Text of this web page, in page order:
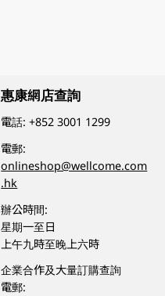
惠康網店查詢
電話:+852 3001 1299
電郵:
onlineshop@wellcome.com
.hk
辦公時間:
星期一至日
上午九時至晚上六時
企業合作及大量訂購查詢
電郵: